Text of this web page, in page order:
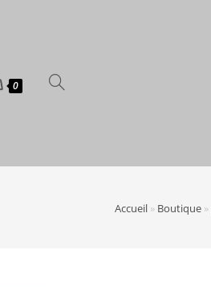
0
Accueil » Boutique »